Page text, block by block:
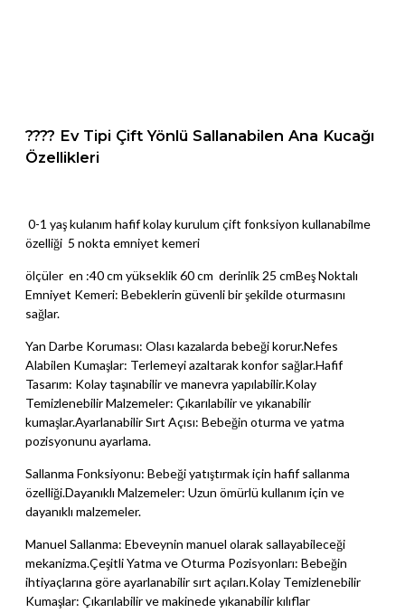
???? Ev Tipi Çift Yönlü Sallanabilen Ana Kucağı
Özellikleri
0-1 yaş kulanım hafif kolay kurulum çift fonksiyon kullanabilme
özelliği 5 nokta emniyet kemeri
ölçüler en :40 cm yükseklik 60 cm derinlik 25 cmBeş Noktalı
Emniyet Kemeri: Bebeklerin güvenli bir şekilde oturmasını
sağlar.
Yan Darbe Koruması: Olası kazalarda bebeği korur.Nefes
Alabilen Kumaşlar: Terlemeyi azaltarak konfor sağlar.Hafif
Tasarım: Kolay taşınabilir ve manevra yapılabilir.Kolay
Temizlenebilir Malzemeler: Çıkarılabilir ve yıkanabilir
kumaşlar.Ayarlanabilir Sırt Açısı: Bebeğin oturma ve yatma
pozisyonunu ayarlama.
Sallanma Fonksiyonu: Bebeği yatıştırmak için hafif sallanma
özelliği.Dayanıklı Malzemeler: Uzun ömürlü kullanım için ve
dayanıklı malzemeler.
Manuel Sallanma: Ebeveynin manuel olarak sallayabileceği
mekanizma.Çeşitli Yatma ve Oturma Pozisyonları: Bebeğin
ihtiyaçlarına göre ayarlanabilir sırt açıları.Kolay Temizlenebilir
Kumaşlar: Çıkarılabilir ve makinede yıkanabilir kılıflar